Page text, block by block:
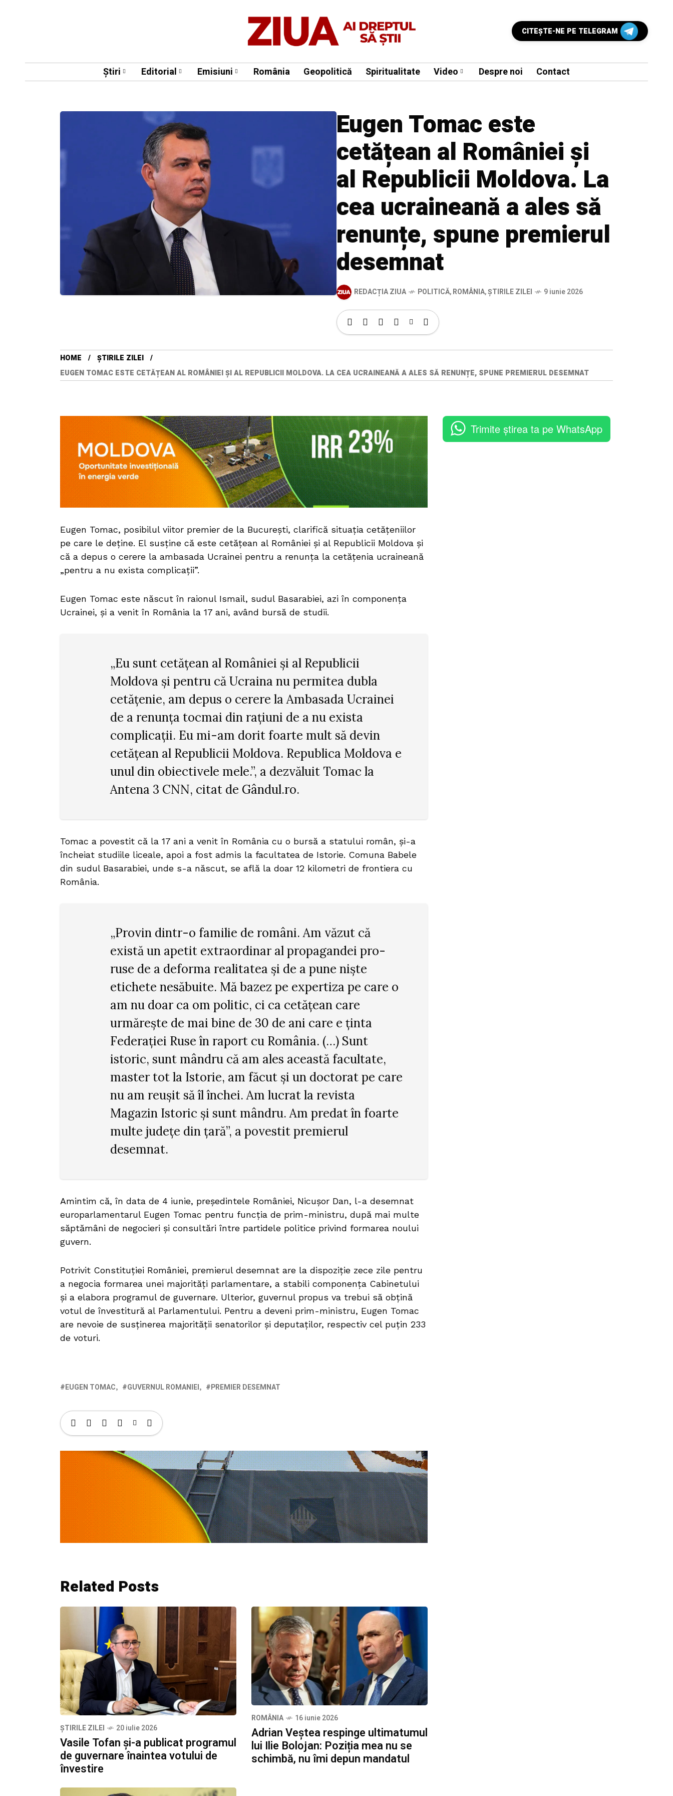
CITEŞTE-NE PE TELEGRAM
Știri Editorial Emisiuni România Geopolitică Spiritualitate Video Despre noi Contact
Eugen Tomac este
cetățean al României și
al Republicii Moldova. La
cea ucraineană a ales să
renunțe, spune premierul
desemnat
REDACȚIA ZIUA POLITICĂ,ROMÂNIA,ȘTIRILE ZILEI 9 iunie 2026
HOME
ȘTIRILE ZILEI
EUGEN TOMAC ESTE CETĂȚEAN AL ROMÂNIEI ȘI AL REPUBLICII MOLDOVA. LA CEA UCRAINEANĂ A ALES SĂ RENUNȚE, SPUNE PREMIERUL DESEMNAT
Eugen Tomac, posibilul viitor premier de la București, clarifică situația cetățeniilor
pe care le deține. El susține că este cetățean al României și al Republicii Moldova și
că a depus o cerere la ambasada Ucrainei pentru a renunța la cetățenia ucraineană
„pentru a nu exista complicații”.
Eugen Tomac este născut în raionul Ismail, sudul Basarabiei, azi în componența
Ucrainei, și a venit în România la 17 ani, având bursă de studii.
„Eu sunt cetățean al României și al Republicii
Moldova și pentru că Ucraina nu permitea dubla
cetățenie, am depus o cerere la Ambasada Ucrainei
de a renunța tocmai din rațiuni de a nu exista
complicații. Eu mi-am dorit foarte mult să devin
cetățean al Republicii Moldova. Republica Moldova e
unul din obiectivele mele.”, a dezvăluit Tomac la
Antena 3 CNN, citat de Gândul.ro.
Tomac a povestit că la 17 ani a venit în România cu o bursă a statului român, și-a
încheiat studiile liceale, apoi a fost admis la facultatea de Istorie. Comuna Babele
din sudul Basarabiei, unde s-a născut, se află la doar 12 kilometri de frontiera cu
România.
„Provin dintr-o familie de români. Am văzut că
există un apetit extraordinar al propagandei pro-
ruse de a deforma realitatea și de a pune niște
etichete nesăbuite. Mă bazez pe expertiza pe care o
am nu doar ca om politic, ci ca cetățean care
urmărește de mai bine de 30 de ani care e ținta
Federației Ruse în raport cu România. (…) Sunt
istoric, sunt mândru că am ales această facultate,
master tot la Istorie, am făcut și un doctorat pe care
nu am reușit să îl închei. Am lucrat la revista
Magazin Istoric și sunt mândru. Am predat în foarte
multe județe din țară”, a povestit premierul
desemnat.
Amintim că, în data de 4 iunie, președintele României, Nicușor Dan, l-a desemnat
europarlamentarul Eugen Tomac pentru funcția de prim-ministru, după mai multe
săptămâni de negocieri și consultări între partidele politice privind formarea noului
guvern.
Potrivit Constituției României, premierul desemnat are la dispoziție zece zile pentru
a negocia formarea unei majorități parlamentare, a stabili componența Cabinetului
și a elabora programul de guvernare. Ulterior, guvernul propus va trebui să obțină
votul de învestitură al Parlamentului. Pentru a deveni prim-ministru, Eugen Tomac
are nevoie de susținerea majorității senatorilor și deputaților, respectiv cel puțin 233
de voturi.
EUGEN TOMAC GUVERNUL ROMANIEI PREMIER DESEMNAT
Related Posts
ȘTIRILE ZILEI 20 iulie 2026
Vasile Tofan și-a publicat programul
de guvernare înaintea votului de
învestire
ROMÂNIA 16 iunie 2026
Adrian Veștea respinge ultimatumul
lui Ilie Bolojan: Poziția mea nu se
schimbă, nu îmi depun mandatul
Trimite știrea ta pe WhatsApp